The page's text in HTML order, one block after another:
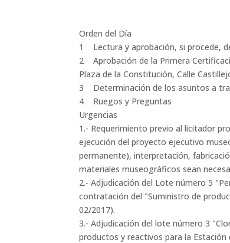
Orden del Día
1 Lectura y aprobación, si procede,
2 Aprobación de la Primera
Plaza de la Constitución, Calle
3 Determinación de los asuntos a
4 Ruegos y Preguntas
Urgencias
1.- Requerimiento previo al licitador
ejecución del proyecto ejecutivo
permanente), interpretación,
materiales museográficos sean
2.- Adjudicación del Lote número 5
contratación del "Suministro de
02/2017).
3.- Adjudicación del lote número 3
productos y reactivos para la Estación